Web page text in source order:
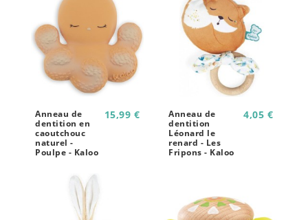
Anneau de
dentition en
caoutchouc
naturel -
Poulpe - Kaloo
15,99 €
Anneau de
dentition
Léonard le
renard - Les
Fripons - Kaloo
4,05 €